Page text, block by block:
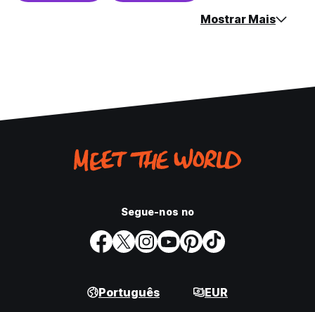
Mostrar Mais
Segue-nos no
Português EUR